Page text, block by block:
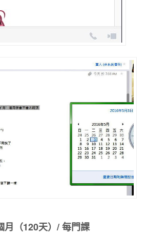
（120天）/ 每門課